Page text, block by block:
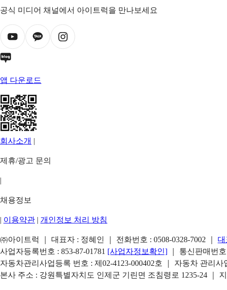
공식 미디어 채널에서 아이트럭을 만나보세요
앱 다운로드
회사소개 |
제휴/광고 문의
|
채용정보
| 이용약관 | 개인정보 처리 방침
㈜아이트럭 ｜ 대표자 : 정혜인 ｜ 전화번호 : 0508-0328-7002 대
사업자등록번호 : 853-87-01781 [사업자정보확인]
｜ 통신판매번
자동차관리사업등록 번호 : 제02-4123-000402호 ｜ 자동차 관리
본사 주소 : 강원특별자치도 인제군 기린면 조침령로 1235-24 ｜